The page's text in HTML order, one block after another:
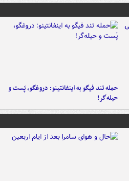
حمله تند فیگو به اینفانتینو: دروغگو، پَست‌ و
حیله‌گر!